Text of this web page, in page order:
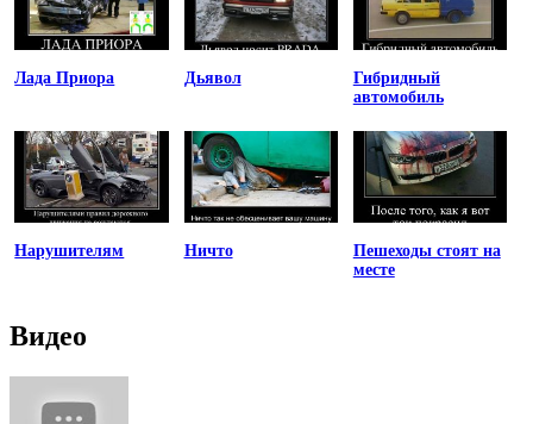
Лада Приора Дьявол
Гибридный
автомобиль
Нарушителям Ничто
Пешеходы стоят на
месте
Видео